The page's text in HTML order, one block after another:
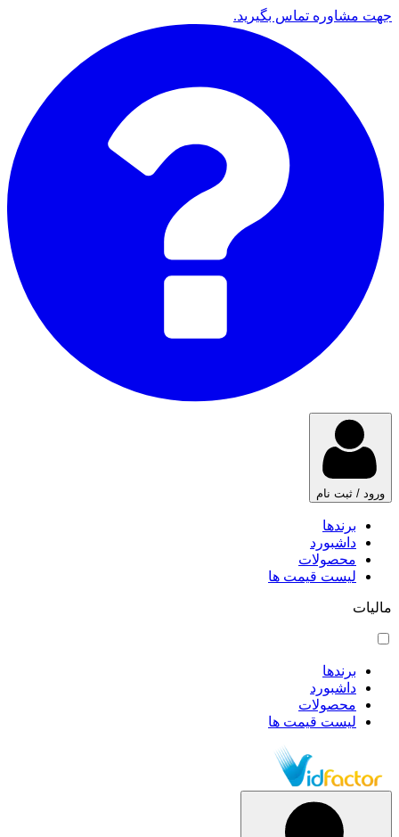
جهت مشاوره تماس بگیرید.
ورود / ثبت نام
برندها
داشبورد
محصولات
لیست قیمت ها
مالیات
برندها
داشبورد
محصولات
لیست قیمت ها